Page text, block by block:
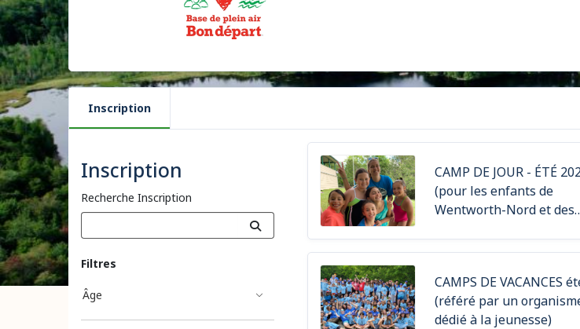
Inscription
Inscription
Recherche Inscription
Filtres
Âge
CAMP DE JOUR - ÉTÉ
(pour les enfants de
Wentworth-Nord et des
CAMPS DE VACANCES
(référé par un
dédié à la jeunesse)